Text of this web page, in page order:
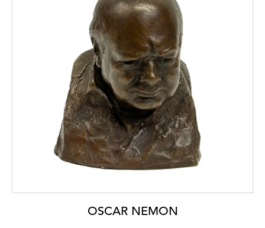
OSCAR NEMON